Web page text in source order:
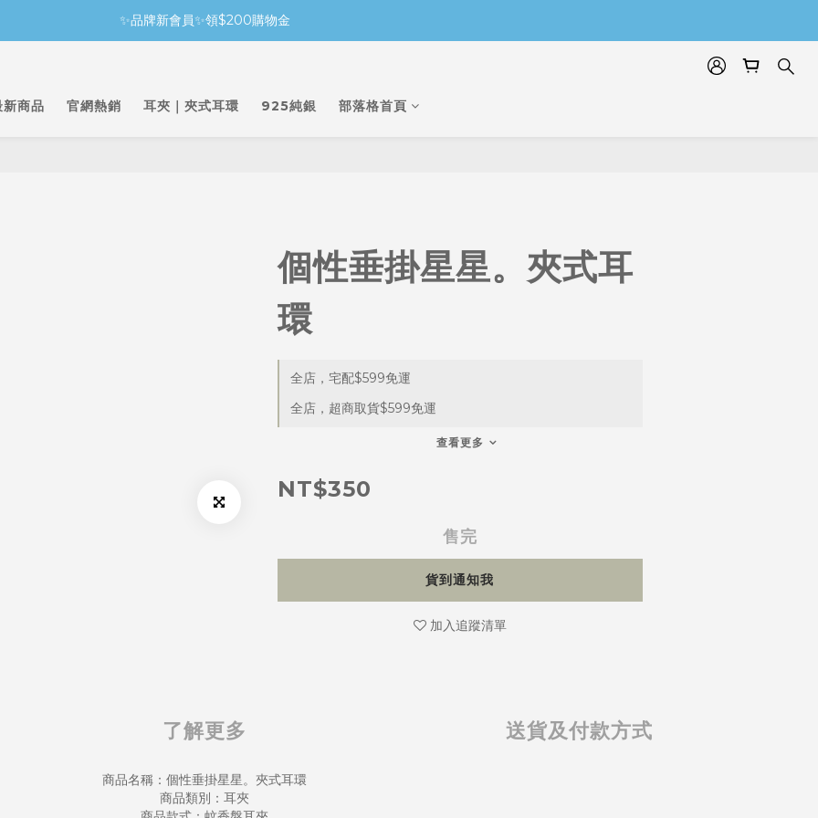
✨品牌新會員✨領$200購物金
新商品 官網熱銷 耳夾｜夾式耳環 925純銀 部落格首頁
個性垂掛星星。夾式耳
環
全店，宅配$599免運
全店，超商取貨$599免運
查看更多
NT$350
售完
貨到通知我
加入追蹤清單
了解更多 送貨及付款方式
商品名稱：個性垂掛星星。夾式耳環
商品類別：耳夾